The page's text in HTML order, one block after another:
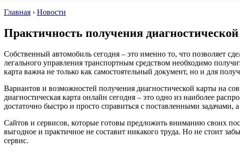
Главная › Новости
Практичность получения
Собственный автомобиль сегодня – это именно то, что позволяет
легального управления транспортным средством необходимо
карта важна не только как самостоятельный документ, но и для
Вариантов и возможностей получения диагностической карты на
диагностическая карта онлайн сегодня – это одно из наиболее
достаточно быстро и просто справиться с поставленными
Сайтов и сервисов, которые готовы предложить вниманию своих
выгодное и практичное не составит никакого труда. Но не стоит
сервис.